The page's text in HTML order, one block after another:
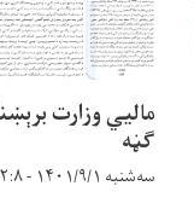
ګڼه
سه‌شنبه ۱۴۰۱/۹/۱ - ۱۲:۸